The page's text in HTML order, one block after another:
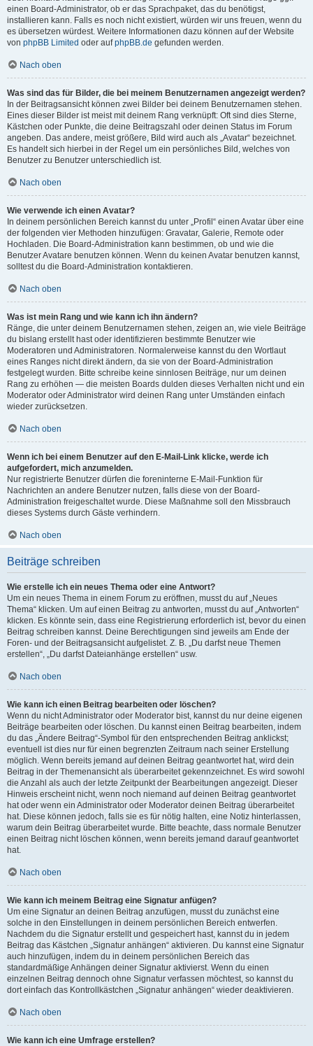
einen Board-Administrator, ob er das Sprachpaket, das du benötigst,
installieren kann. Falls es noch nicht existiert, würden wir uns freuen, wenn du
es übersetzen würdest. Weitere Informationen dazu können auf der Website
von phpBB Limited oder aufphpBB.de gefunden werden.
Nach oben
Was sind das für Bilder, die bei meinem Benutzernamen angezeigt werden?
In der Beitragsansicht können zwei Bilder bei deinem Benutzernamen stehen.
Eines dieser Bilder ist meist mit deinem Rang verknüpft: Oft sind dies Sterne,
Kästchen oder Punkte, die deine Beitragszahl oder deinen Status im Forum
angeben. Das andere, meist größere, Bild wird auch als „Avatar“ bezeichnet.
Es handelt sich hierbei in der Regel um ein persönliches Bild, welches von
Benutzer zu Benutzer unterschiedlich ist.
Nach oben
Wie verwende ich einen Avatar?
In deinem persönlichen Bereich kannst du unter „Profil“ einen Avatar über eine
der folgenden vier Methoden hinzufügen: Gravatar, Galerie, Remote oder
Hochladen. Die Board-Administration kann bestimmen, ob und wie die
Benutzer Avatare benutzen können. Wenn du keinen Avatar benutzen kannst,
solltest du die Board-Administration kontaktieren.
Nach oben
Was ist mein Rang und wie kann ich ihn ändern?
Ränge, die unter deinem Benutzernamen stehen, zeigen an, wie viele Beiträge
du bislang erstellt hast oder identifizieren bestimmte Benutzer wie
Moderatoren und Administratoren. Normalerweise kannst du den Wortlaut
eines Ranges nicht direkt ändern, da sie von der Board-Administration
festgelegt wurden. Bitte schreibe keine sinnlosen Beiträge, nur um deinen
Rang zu erhöhen — die meisten Boards dulden dieses Verhalten nicht und ein
Moderator oder Administrator wird deinen Rang unter Umständen einfach
wieder zurücksetzen.
Nach oben
Wenn ich bei einem Benutzer auf den E-Mail-Link klicke, werde ich
aufgefordert, mich anzumelden.
Nur registrierte Benutzer dürfen die foreninterne E-Mail-Funktion für
Nachrichten an andere Benutzer nutzen, falls diese von der Board-
Administration freigeschaltet wurde. Diese Maßnahme soll den Missbrauch
dieses Systems durch Gäste verhindern.
Nach oben
Beiträge schreiben
Wie erstelle ich ein neues Thema oder eine Antwort?
Um ein neues Thema in einem Forum zu eröffnen, musst du auf „Neues
Thema“ klicken. Um auf einen Beitrag zu antworten, musst du auf „Antworten“
klicken. Es könnte sein, dass eine Registrierung erforderlich ist, bevor du einen
Beitrag schreiben kannst. Deine Berechtigungen sind jeweils am Ende der
Foren- und der Beitragsansicht aufgelistet. Z. B. „Du darfst neue Themen
erstellen“, „Du darfst Dateianhänge erstellen“ usw.
Nach oben
Wie kann ich einen Beitrag bearbeiten oder löschen?
Wenn du nicht Administrator oder Moderator bist, kannst du nur deine eigenen
Beiträge bearbeiten oder löschen. Du kannst einen Beitrag bearbeiten, indem
du das „Ändere Beitrag“-Symbol für den entsprechenden Beitrag anklickst;
eventuell ist dies nur für einen begrenzten Zeitraum nach seiner Erstellung
möglich. Wenn bereits jemand auf deinen Beitrag geantwortet hat, wird dein
Beitrag in der Themenansicht als überarbeitet gekennzeichnet. Es wird sowohl
die Anzahl als auch der letzte Zeitpunkt der Bearbeitungen angezeigt. Dieser
Hinweis erscheint nicht, wenn noch niemand auf deinen Beitrag geantwortet
hat oder wenn ein Administrator oder Moderator deinen Beitrag überarbeitet
hat. Diese können jedoch, falls sie es für nötig halten, eine Notiz hinterlassen,
warum dein Beitrag überarbeitet wurde. Bitte beachte, dass normale Benutzer
einen Beitrag nicht löschen können, wenn bereits jemand darauf geantwortet
hat.
Nach oben
Wie kann ich meinem Beitrag eine Signatur anfügen?
Um eine Signatur an deinen Beitrag anzufügen, musst du zunächst eine
solche in den Einstellungen in deinem persönlichen Bereich entwerfen.
Nachdem du die Signatur erstellt und gespeichert hast, kannst du in jedem
Beitrag das Kästchen „Signatur anhängen“ aktivieren. Du kannst eine Signatur
auch hinzufügen, indem du in deinem persönlichen Bereich das
standardmäßige Anhängen deiner Signatur aktivierst. Wenn du einen
einzelnen Beitrag dennoch ohne Signatur verfassen möchtest, so kannst du
dort einfach das Kontrollkästchen „Signatur anhängen“ wieder deaktivieren.
Nach oben
Wie kann ich eine Umfrage erstellen?